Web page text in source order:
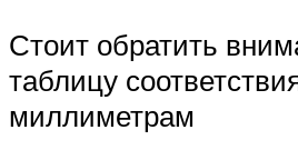
Стоит обратить
таблицу
миллиметрам